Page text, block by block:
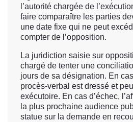
l’autorité chargée de
faire comparaître les parties
une date fixe qui ne peut
compter de l’opposition.
La juridiction saisie sur
chargé de tenter une
jours de sa désignation. En
procès-verbal est dressé et
exécutoire. En cas d’échec,
la plus prochaine audience
statue sur la demande en